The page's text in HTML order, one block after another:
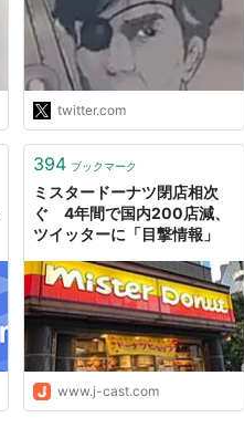
していた米国人弁護士がいた
ことにまず驚いた。そしてそ
れが28年間で800件。男ら
は本国に帰って安心してただ
ろうが、弁護士は養育費を強
制的に徴収する米国の制度を
使って養育費を勝ち取った。
https://t.co/SvuDf67aYT"
twitter.com
394 ブックマーク
ミスタードーナツ閉店相次
ぐ 4年間で国内200店減、
ツイッターに「目撃情報」
www.j-cast.com